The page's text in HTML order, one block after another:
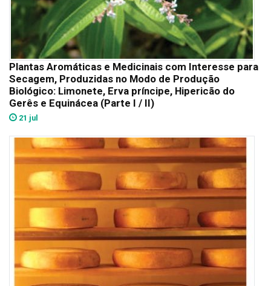
Plantas Aromáticas e Medicinais com Interesse para
Secagem, Produzidas no Modo de Produção
Biológico: Limonete, Erva príncipe, Hipericão do
Gerês e Equinácea (Parte I / II)
21 jul